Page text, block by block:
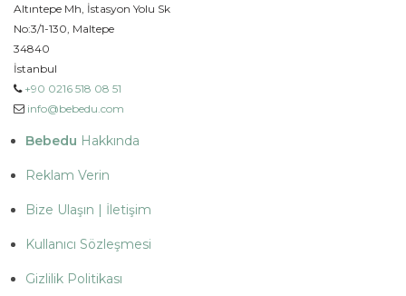
Altıntepe Mh, İstasyon Yolu Sk
No:3/1-130, Maltepe
34840
İstanbul
+90 0216 518 08 51
info@bebedu.com
Bebedu Hakkında
Reklam Verin
Bize Ulaşın | İletişim
Kullanıcı Sözleşmesi
Gizlilik Politikası